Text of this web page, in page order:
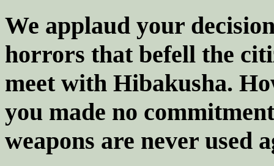
We applaud your
horrors that befell the
meet with Hibakusha.
you made no
weapons are never used